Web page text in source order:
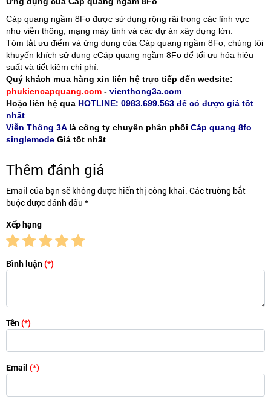
Cáp quang ngầm 8Fo được sử dụng rộng rãi trong các lĩnh vực
như viễn thông, mạng máy tính và các dự án xây dựng lớn.
Tóm tắt ưu điểm và ứng dụng của Cáp quang ngầm 8Fo, chúng tôi
khuyến khích sử dụng cCáp quang ngầm 8Fo để tối ưu hóa hiệu
suất và tiết kiệm chi phí.
Quý khách mua hàng xin liên hệ trực tiếp đến wedsite:
phukiencapquang.com - vienthong3a.com
Hoặc liên hệ qua HOTLINE: 0983.699.563 để có được giá tốt
nhất
Viễn Thông 3Alà công ty chuyên phân phối Cáp quang 8fo
singlemode Giá tốt nhất
Thêm đánh giá
Email của bạn sẽ không được hiển thị công khai. Các trường bắt
buộc được đánh dấu *
Xếp hạng
Bình luận(*)
Tên(*)
Email (*)